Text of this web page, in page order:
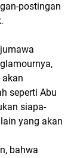
postingan
seperti Abu
siapa-
yang akan
bahwa